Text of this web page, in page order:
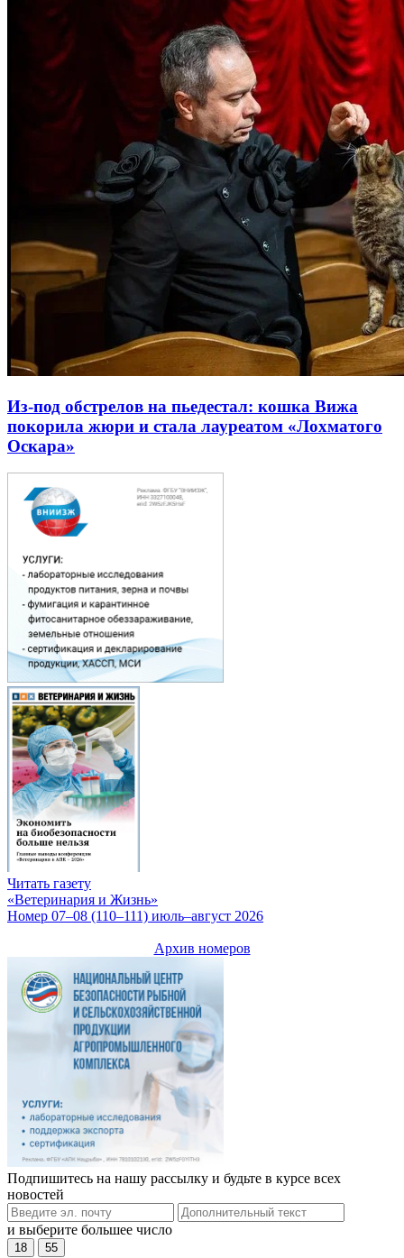
Из-под обстрелов на пьедестал: кошка Вижа
покорила жюри и стала лауреатом «Лохматого
Оскара»
Читать газету
«Ветеринария и Жизнь»
Номер 07–08 (110–111) июль–август 2026
Архив номеров
Подпишитесь на нашу рассылку и будьте в курсе всех
новостей
и выберите большее число
18 55